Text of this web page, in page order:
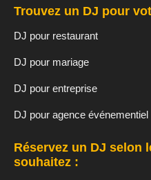
Trouvez un DJ pour
DJ pour restaurant
DJ pour mariage
DJ pour entreprise
DJ pour agence événementiel
Réservez un DJ selon
souhaitez :